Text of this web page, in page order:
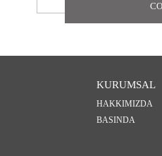
KURUMSAL
HAKKIMIZDA
BASINDA